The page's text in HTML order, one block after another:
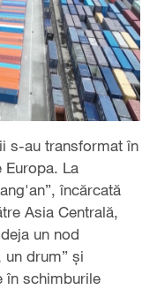
s-au transformat în
Europa. La
încărcată
Asia Centrală,
un nod
un drum” și
în schimburile